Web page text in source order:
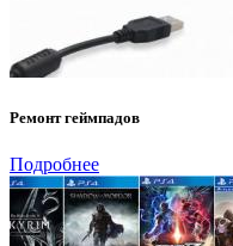
Ремонт геймпадов
Подробнее